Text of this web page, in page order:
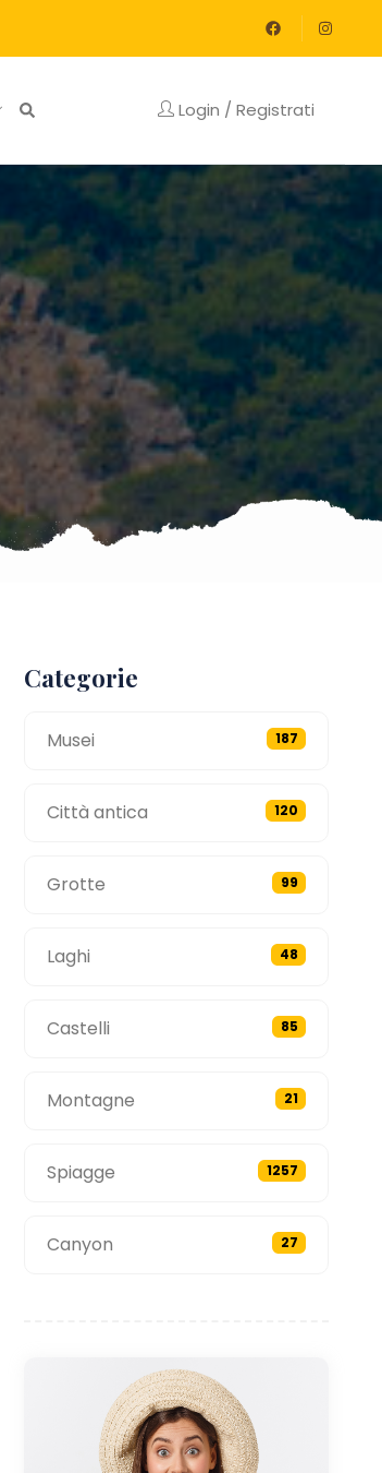
Login / Registrati
Categorie
Musei 187
Città antica 120
Grotte 99
Laghi 48
Castelli 85
Montagne 21
Spiagge 1257
Canyon 27